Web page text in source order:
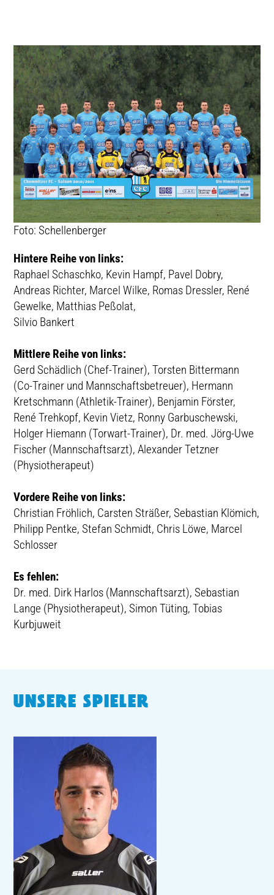
Foto: Schellenberger
Hintere Reihe von links:
Raphael Schaschko, Kevin Hampf, Pavel Dobry,
Andreas Richter, Marcel Wilke, Romas Dressler, René
Gewelke, Matthias Peßolat,
Silvio Bankert
Mittlere Reihe von links:
Gerd Schädlich (Chef-Trainer), Torsten Bittermann
(Co-Trainer und Mannschaftsbetreuer), Hermann
Kretschmann (Athletik-Trainer), Benjamin Förster,
René Trehkopf, Kevin Vietz, Ronny Garbuschewski,
Holger Hiemann (Torwart-Trainer), Dr. med. Jörg-Uwe
Fischer (Mannschaftsarzt), Alexander Tetzner
(Physiotherapeut)
Vordere Reihe von links:
Christian Fröhlich, Carsten Sträßer, Sebastian Klömich,
Philipp Pentke, Stefan Schmidt, Chris Löwe, Marcel
Schlosser
Es fehlen:
Dr. med. Dirk Harlos (Mannschaftsarzt), Sebastian
Lange (Physiotherapeut), Simon Tüting, Tobias
Kurbjuweit
UNSERE SPIELER